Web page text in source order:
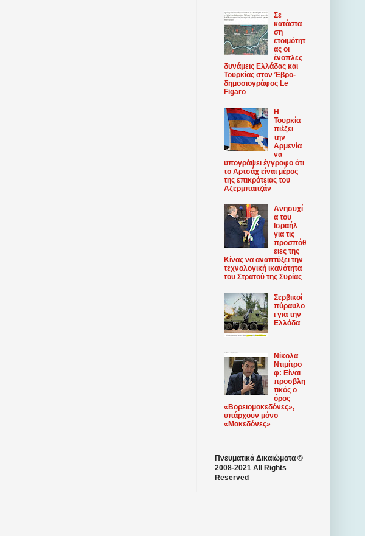
Σε
κατάστα
ση
ετοιμότητ
ας οι
ένοπλες
δυνάμεις Ελλάδας και
Τουρκίας στον Έβρο-
δημοσιογράφος Le
Figaro
Η
Τουρκία
πιέζει
την
Αρμενία
να
υπογράψει έγγραφο ότι
το Αρτσάχ είναι μέρος
της επικράτειας του
Αζερμπαϊτζάν
Ανησυχί
α του
Ισραήλ
για τις
προσπάθ
ειες της
Κίνας να αναπτύξει την
τεχνολογική ικανότητα
του Στρατού της Συρίας
Σερβικοί
πύραυλο
ι για την
Ελλάδα
Νίκολα
Ντιμίτρο
φ: Είναι
προσβλη
τικός ο
όρος
«Βορειομακεδόνες»,
υπάρχουν μόνο
«Μακεδόνες»
Πνευματικά Δικαιώματα ©
2008-2021 All Rights
Reserved